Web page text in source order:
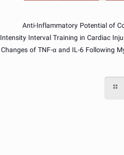
Anti-Inflammatory Potential of
Intensity Interval Training in Cardiac
Changes of TNF-α and IL-6 Following